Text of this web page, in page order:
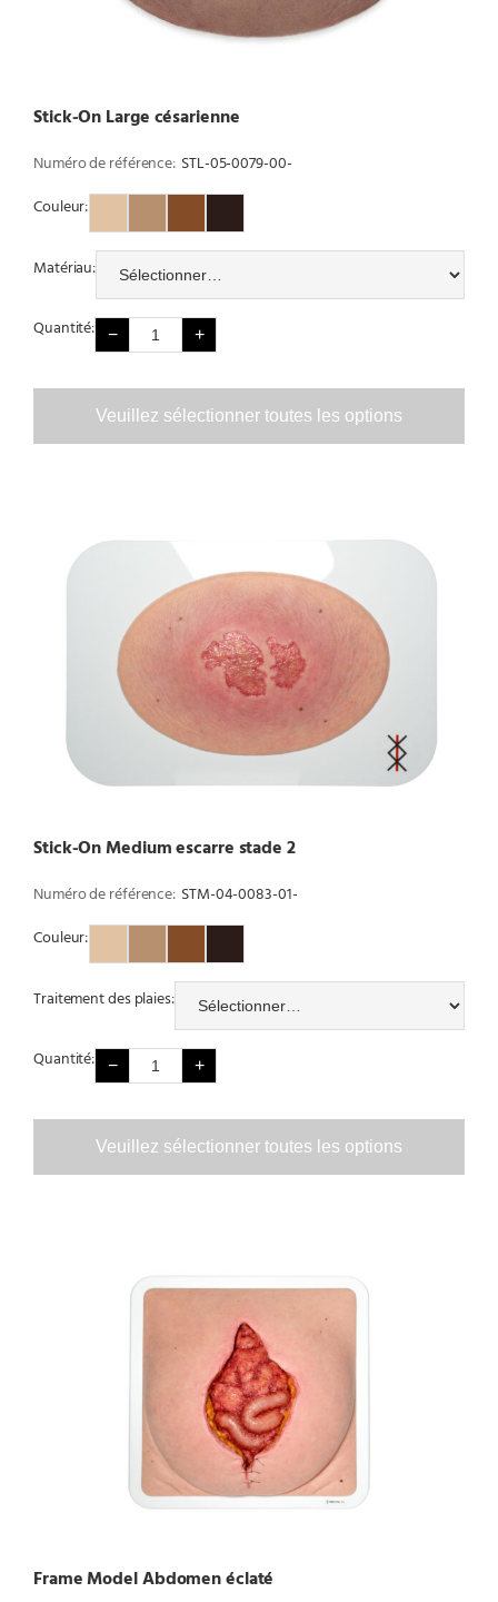
Stick-On Large césarienne
Numéro de référence: STL-05-0079-00-
Couleur:
Matériau:
Quantité: − +
Veuillez sélectionner toutes les options
Stick-On Medium escarre stade 2
Numéro de référence: STM-04-0083-01-
Couleur:
Traitement des plaies:
Quantité: − +
Veuillez sélectionner toutes les options
Frame Model Abdomen éclaté